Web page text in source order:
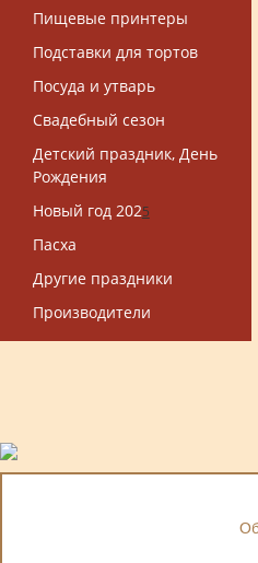
Пищевые принтеры
Подставки для тортов
Посуда и утварь
Свадебный сезон
Детский праздник, День
Рождения
Новый год 2025
Пасха
Другие праздники
Производители